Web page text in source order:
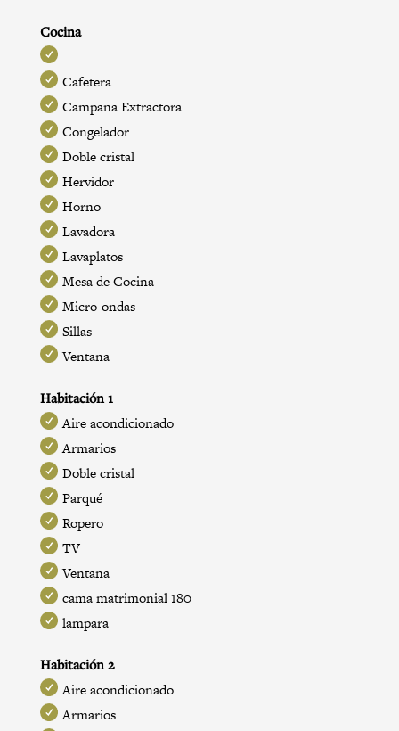
Cocina
Cafetera
Campana Extractora
Congelador
Doble cristal
Hervidor
Horno
Lavadora
Lavaplatos
Mesa de Cocina
Micro-ondas
Sillas
Ventana
Habitación 1
Aire acondicionado
Armarios
Doble cristal
Parqué
Ropero
TV
Ventana
cama matrimonial 180
lampara
Habitación 2
Aire acondicionado
Armarios